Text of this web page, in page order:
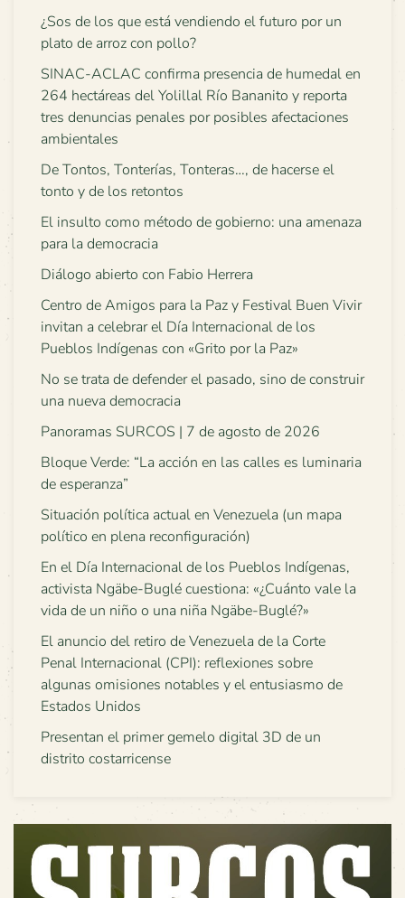
¿Sos de los que está vendiendo el futuro por un
plato de arroz con pollo?
SINAC-ACLAC confirma presencia de humedal en
264 hectáreas del Yolillal Río Bananito y reporta
tres denuncias penales por posibles afectaciones
ambientales
De Tontos, Tonterías, Tonteras…, de hacerse el
tonto y de los retontos
El insulto como método de gobierno: una amenaza
para la democracia
Diálogo abierto con Fabio Herrera
Centro de Amigos para la Paz y Festival Buen Vivir
invitan a celebrar el Día Internacional de los
Pueblos Indígenas con «Grito por la Paz»
No se trata de defender el pasado, sino de construir
una nueva democracia
Panoramas SURCOS | 7 de agosto de 2026
Bloque Verde: “La acción en las calles es luminaria
de esperanza”
Situación política actual en Venezuela (un mapa
político en plena reconfiguración)
En el Día Internacional de los Pueblos Indígenas,
activista Ngäbe-Buglé cuestiona: «¿Cuánto vale la
vida de un niño o una niña Ngäbe-Buglé?»
El anuncio del retiro de Venezuela de la Corte
Penal Internacional (CPI): reflexiones sobre
algunas omisiones notables y el entusiasmo de
Estados Unidos
Presentan el primer gemelo digital 3D de un
distrito costarricense